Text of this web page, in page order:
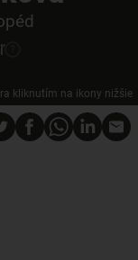
kliknutím na ikony nižšie